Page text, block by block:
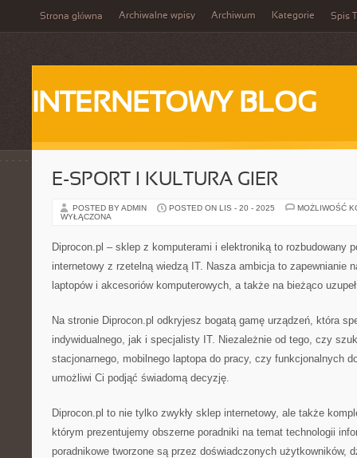
Strona główna Archiwalne wpisy Archiwum Kategorie Spis
INTERNETOWY BLOG
E-SPORT I KULTURA GIER
POSTED BY ADMIN POSTED ON LIS - 20 - 2025
MOŻLIWOŚĆ
WYŁĄCZONA
Diprocon.pl – sklep z komputerami i elektroniką to rozbudowany
internetowy z rzetelną wiedzą IT. Nasza ambicja to zapewnianie
laptopów i akcesoriów komputerowych, a także na bieżąco
Na stronie Diprocon.pl odkryjesz bogatą gamę urządzeń, która
indywidualnego, jak i specjalisty IT. Niezależnie od tego, czy
stacjonarnego, mobilnego laptopa do pracy, czy funkcjonalnych
umożliwi Ci podjąć świadomą decyzję.
Diprocon.pl to nie tylko zwykły sklep internetowy, ale także
którym prezentujemy obszerne poradniki na temat technologii
poradnikowe tworzone są przez doświadczonych użytkowników,